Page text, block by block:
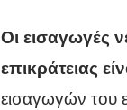
Οι εισαγωγές
επικράτειας
εισαγωγών του